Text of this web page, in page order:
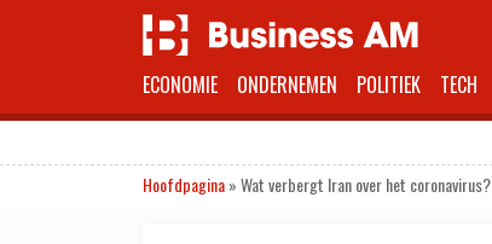
ECONOMIE ONDERNEMEN POLITIEK TECH
Hoofdpagina»Wat verbergt Iran over het coronavirus?